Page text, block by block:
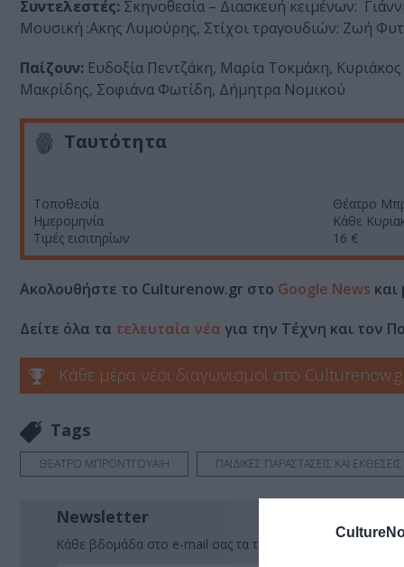
Συντελεστές: Σκηνοθεσία – Διασκευή κειμένων:
Μουσική :Ακης Λυμούρης, Στίχοι τραγουδιών: Ζωή
Παίζουν: Ευδοξία Πεντζάκη, Μαρία Τοκμάκη,
Μακρίδης, Σοφιάνα Φωτίδη, Δήμητρα Νομικού
Ταυτότητα
Τοποθεσία
Θέατρο
Ημερομηνία
Κάθε
Τιμές εισιτηρίων
16 €
Ακολουθήστε το Culturenow.gr στο Google News και
Δείτε όλα τα τελευταία νέα για την Τέχνη και τον
Κάθε μέρα νέοι διαγωνισμοί στο
Tags
ΘΕΑΤΡΟ ΜΠΡΟΝΤΓΟΥΑΙΗ ΠΑΙΔΙΚΕΣ ΠΑΡΑΣΤΑΣΕΙΣ ΚΑΙ ΕΚΘΕΣΕΙΣ
Newsletter
Κάθε βδομάδα στο e-mail σας τα τελευταία νέα για την